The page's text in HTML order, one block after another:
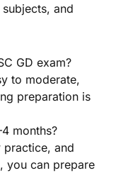
and
GD exam?
to moderate,
preparation is
months?
practice, and
you can prepare